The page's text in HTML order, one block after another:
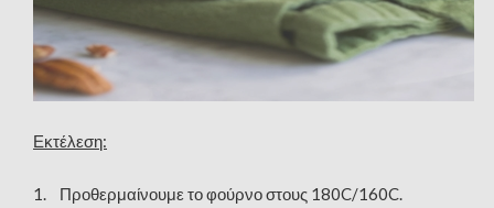
Εκτέλεση:
1. Προθερμαίνουμε το φούρνο στους 180C/160C.